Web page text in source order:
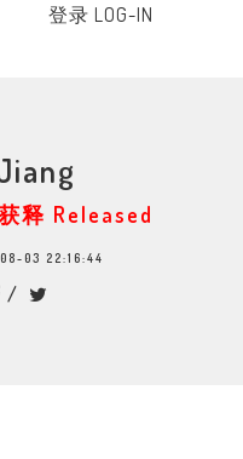
登录 LOG-IN
释 Released
03 22:16:44